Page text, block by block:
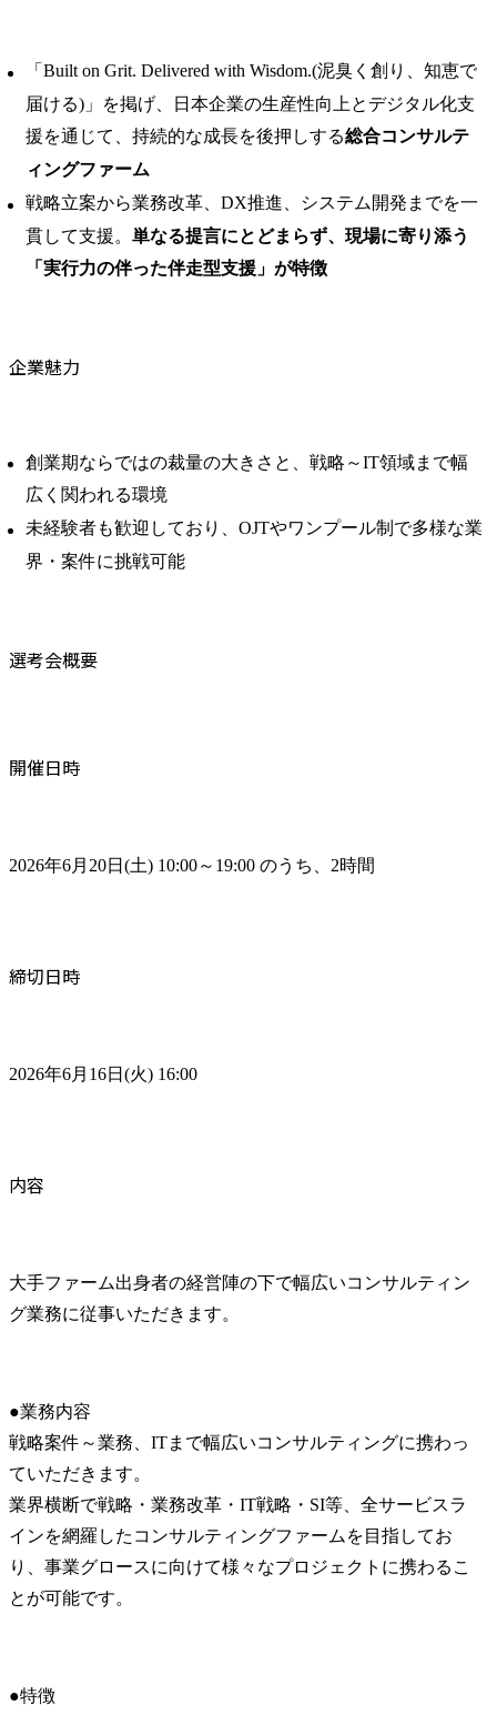
「Built on Grit. Delivered with Wisdom.(泥臭く創り、知恵で
届ける)」を掲げ、日本企業の生産性向上とデジタル化支
援を通じて、持続的な成長を後押しする総合コンサルテ
ィングファーム
戦略立案から業務改革、DX推進、システム開発までを一
貫して支援。 単なる提言にとどまらず、現場に寄り添う
「実行力の伴った伴走型支援」が特徴
企業魅力
創業期ならではの裁量の大きさと、戦略～IT領域まで幅
広く関われる環境
未経験者も歓迎しており、OJTやワンプール制で多様な業
界・案件に挑戦可能
選考会概要
開催日時
2026年6月20日(土) 10:00～19:00 のうち、2時間
締切日時
2026年6月16日(火) 16:00
内容
大手ファーム出身者の経営陣の下で幅広いコンサルティン
グ業務に従事いただきます。
●業務内容
戦略案件～業務、ITまで幅広いコンサルティングに携わっ
ていただきます。
業界横断で戦略・業務改革・IT戦略・SI等、全サービスラ
インを網羅したコンサルティングファームを目指してお
り、事業グロースに向けて様々なプロジェクトに携わるこ
とが可能です。
●特徴